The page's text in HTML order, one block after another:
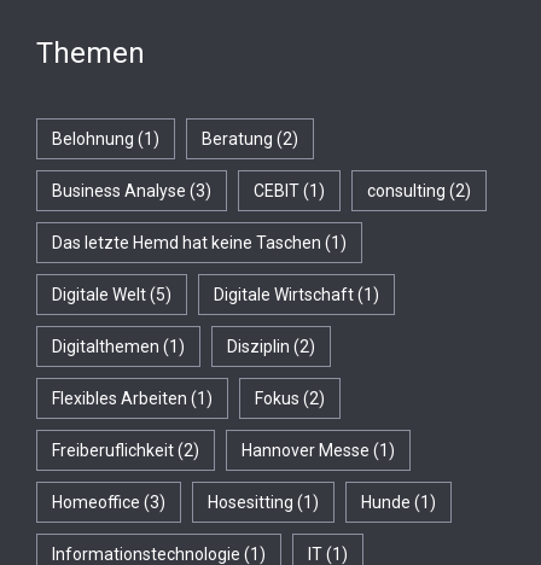
Themen
Belohnung (1) Beratung (2)
Business Analyse (3) CEBIT(1) consulting (2)
Das letzte Hemd hat keine Taschen (1)
Digitale Welt(5) Digitale Wirtschaft(1)
Digitalthemen (1) Disziplin (2)
Flexibles Arbeiten (1) Fokus (2)
Freiberuflichkeit(2) Hannover Messe (1)
Homeoffice (3) Hosesitting (1) Hunde (1)
Informationstechnologie (1) IT(1)